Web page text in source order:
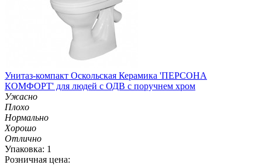
Унитаз-компакт Оскольская Керамика 'ПЕРСОНА
КОМФОРТ' для людей с ОДВ с поручнем хром
Ужасно
Плохо
Нормально
Хорошо
Отлично
Упаковка: 1
Розничная цена: